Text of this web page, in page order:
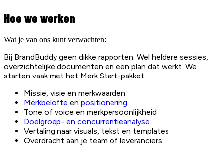
Hoe we werken
Wat je van ons kunt verwachten:
Bij BrandBuddy geen dikke rapporten. Wel heldere sessies,
overzichtelijke documenten en een plan dat werkt. We
starten vaak met het Merk Start-pakket:
Missie, visie en merkwaarden
Merkbelofte en positionering
Tone of voice en merkpersoonlijkheid
Doelgroep- en concurrentieanalyse
Vertaling naar visuals, tekst en templates
Overdracht aan je team of leveranciers